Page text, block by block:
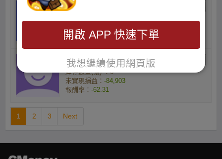
zhiiiiiy的小資族
未實現損益：
-41,160
報酬率：-61.58
c0plri5y2a的小資族
庫存數量(張) ：6
未實現損益： -84,903
報酬率： -62.31
1 2 3 Next
開啟 APP 快速下單
我想繼續使用網頁版